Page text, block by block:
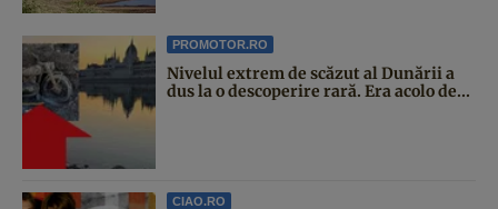
PROMOTOR.RO
Nivelul extrem de scăzut al Dunării a
dus la o descoperire rară. Era acolo de...
CIAO.RO